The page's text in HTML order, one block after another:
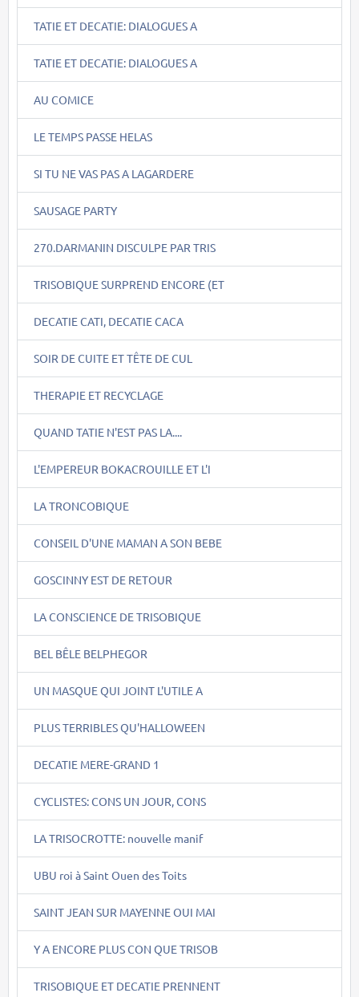
TATIE ET DECATIE: DIALOGUES A
TATIE ET DECATIE: DIALOGUES A
AU COMICE
LE TEMPS PASSE HELAS
SI TU NE VAS PAS A LAGARDERE
SAUSAGE PARTY
270.DARMANIN DISCULPE PAR TRIS
TRISOBIQUE SURPREND ENCORE (ET
DECATIE CATI, DECATIE CACA
SOIR DE CUITE ET TÊTE DE CUL
THERAPIE ET RECYCLAGE
QUAND TATIE N'EST PAS LA....
L'EMPEREUR BOKACROUILLE ET L'I
LA TRONCOBIQUE
CONSEIL D'UNE MAMAN A SON BEBE
GOSCINNY EST DE RETOUR
LA CONSCIENCE DE TRISOBIQUE
BEL BÊLE BELPHEGOR
UN MASQUE QUI JOINT L'UTILE A
PLUS TERRIBLES QU'HALLOWEEN
DECATIE MERE-GRAND 1
CYCLISTES: CONS UN JOUR, CONS
LA TRISOCROTTE: nouvelle manif
UBU roi à Saint Ouen des Toits
SAINT JEAN SUR MAYENNE OUI MAI
Y A ENCORE PLUS CON QUE TRISOB
TRISOBIQUE ET DECATIE PRENNENT